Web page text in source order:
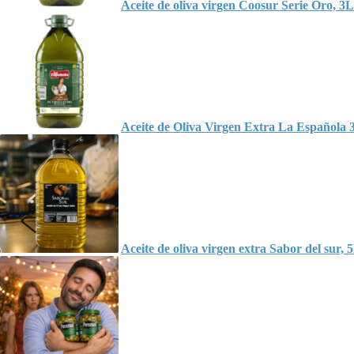
Aceite de oliva virgen Coosur Serie Oro,
Aceite de Oliva Virgen Extra La Española
Aceite de oliva virgen extra Sabor del sur,